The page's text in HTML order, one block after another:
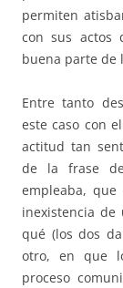
permiten
con sus actos
buena parte de
Entre tanto
este caso con
actitud tan
de la frase
empleaba,
inexistencia
qué (los dos
otro, en que
proceso